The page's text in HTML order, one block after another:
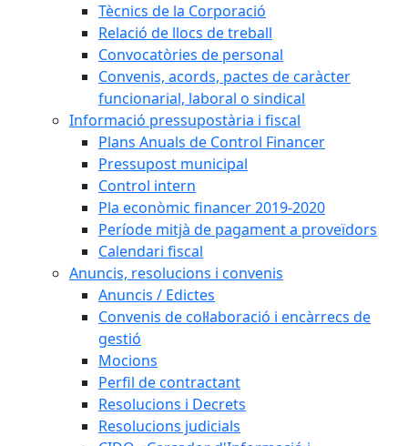
Tècnics de la Corporació
Relació de llocs de treball
Convocatòries de personal
Convenis, acords, pactes de caràcter
funcionarial, laboral o sindical
Informació pressupostària i fiscal
Plans Anuals de Control Financer
Pressupost municipal
Control intern
Pla econòmic financer 2019-2020
Període mitjà de pagament a proveïdors
Calendari fiscal
Anuncis, resolucions i convenis
Anuncis / Edictes
Convenis de col·laboració i encàrrecs de
gestió
Mocions
Perfil de contractant
Resolucions i Decrets
Resolucions judicials